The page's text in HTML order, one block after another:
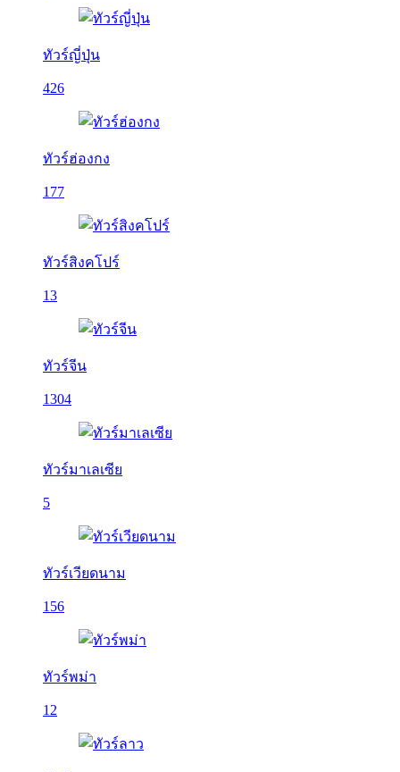
ทัวร์ญี่ปุ่น
426
ทัวร์ฮ่องกง
177
ทัวร์สิงคโปร์
13
ทัวร์จีน
1304
ทัวร์มาเลเซีย
5
ทัวร์เวียดนาม
156
ทัวร์พม่า
12